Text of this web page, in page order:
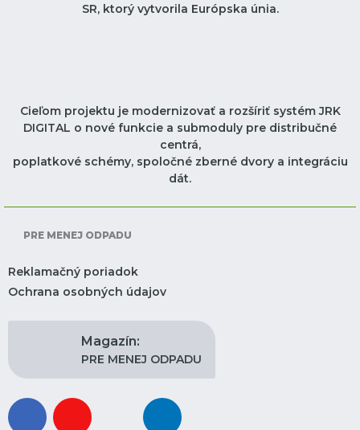
SR, ktorý vytvorila Európska únia.
Cieľom projektu je modernizovať a rozšíriť systém JRK
DIGITAL o nové funkcie a submoduly pre distribučné
centrá,
poplatkové schémy, spoločné zberné dvory a integráciu
dát.
PRE MENEJ ODPADU
Reklamačný poriadok
Ochrana osobných údajov
Magazín:
PRE MENEJ ODPADU
facebookyoutube instagramlinkedin